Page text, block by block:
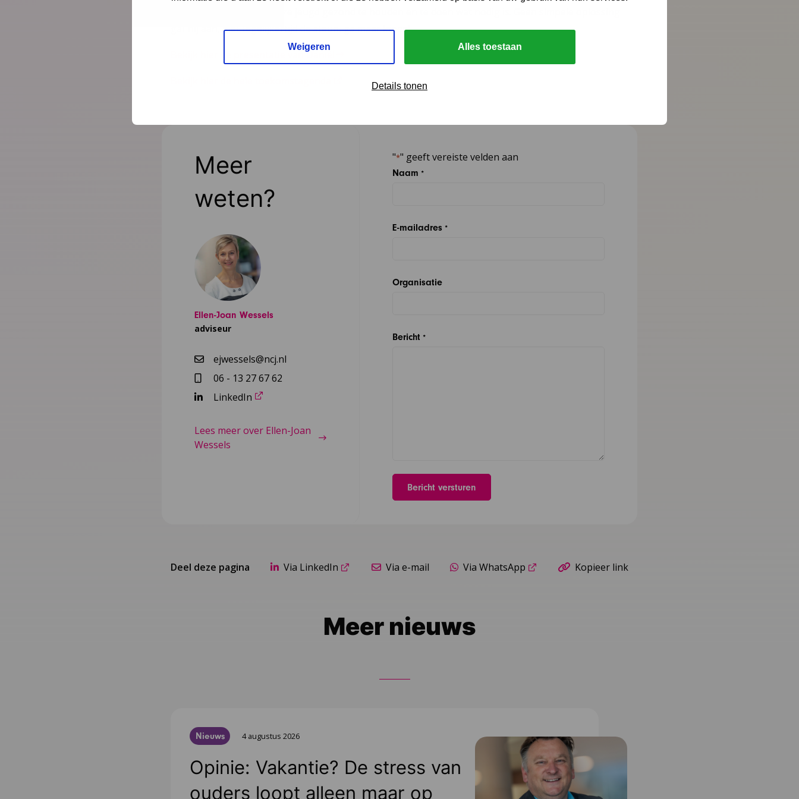
Weigeren Alles toestaan
Details tonen
gaf hij aan, met tegelijkertijd de steun, ga maar lopen!
Bekijk hier de presentatie van Daniël
Meer
weten?
Ellen-Joan Wessels
adviseur
ejwessels@ncj.nl
06 - 13 27 67 62
LinkedIn
Lees meer over Ellen-Joan
Wessels
"*" geeft vereiste velden aan
Naam *
E-mailadres *
Organisatie
Bericht *
Deel deze pagina Via LinkedIn Via e-mail Via WhatsApp Kopieer link
Meer nieuws
Nieuws 4 augustus 2026
Opinie: Vakantie? De stress van
ouders loopt alleen maar op